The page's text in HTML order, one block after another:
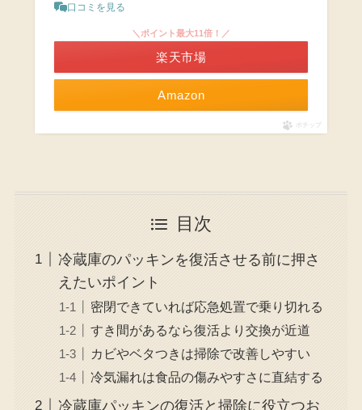
口コミを見る
Amazon
＼ポイント最大11倍！／
楽天市場
ポチップ
目次
冷蔵庫のパッキンを復活させる前に押さ
えたいポイント
密閉できていれば応急処置で乗り切れる
すき間があるなら復活より交換が近道
カビやベタつきは掃除で改善しやすい
冷気漏れは食品の傷みやすさに直結する
冷蔵庫パッキンの復活と掃除に役立つお